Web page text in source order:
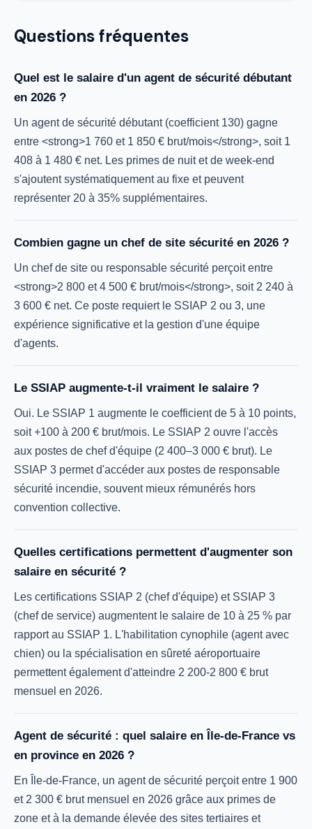
Questions fréquentes
Quel est le salaire d'un agent de sécurité débutant
en 2026 ?
Un agent de sécurité débutant (coefficient 130) gagne
entre <strong>1 760 et 1 850 € brut/mois</strong>, soit 1
408 à 1 480 € net. Les primes de nuit et de week-end
s'ajoutent systématiquement au fixe et peuvent
représenter 20 à 35% supplémentaires.
Combien gagne un chef de site sécurité en 2026 ?
Un chef de site ou responsable sécurité perçoit entre
<strong>2 800 et 4 500 € brut/mois</strong>, soit 2 240 à
3 600 € net. Ce poste requiert le SSIAP 2 ou 3, une
expérience significative et la gestion d'une équipe
d'agents.
Le SSIAP augmente-t-il vraiment le salaire ?
Oui. Le SSIAP 1 augmente le coefficient de 5 à 10 points,
soit +100 à 200 € brut/mois. Le SSIAP 2 ouvre l'accès
aux postes de chef d'équipe (2 400–3 000 € brut). Le
SSIAP 3 permet d'accéder aux postes de responsable
sécurité incendie, souvent mieux rémunérés hors
convention collective.
Quelles certifications permettent d'augmenter son
salaire en sécurité ?
Les certifications SSIAP 2 (chef d'équipe) et SSIAP 3
(chef de service) augmentent le salaire de 10 à 25 % par
rapport au SSIAP 1. L'habilitation cynophile (agent avec
chien) ou la spécialisation en sûreté aéroportuaire
permettent également d'atteindre 2 200-2 800 € brut
mensuel en 2026.
Agent de sécurité : quel salaire en Île-de-France vs
en province en 2026 ?
En Île-de-France, un agent de sécurité perçoit entre 1 900
et 2 300 € brut mensuel en 2026 grâce aux primes de
zone et à la demande élevée des sites tertiaires et